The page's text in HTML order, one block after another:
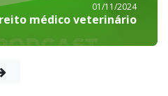
01/11/2024
médico veterinário